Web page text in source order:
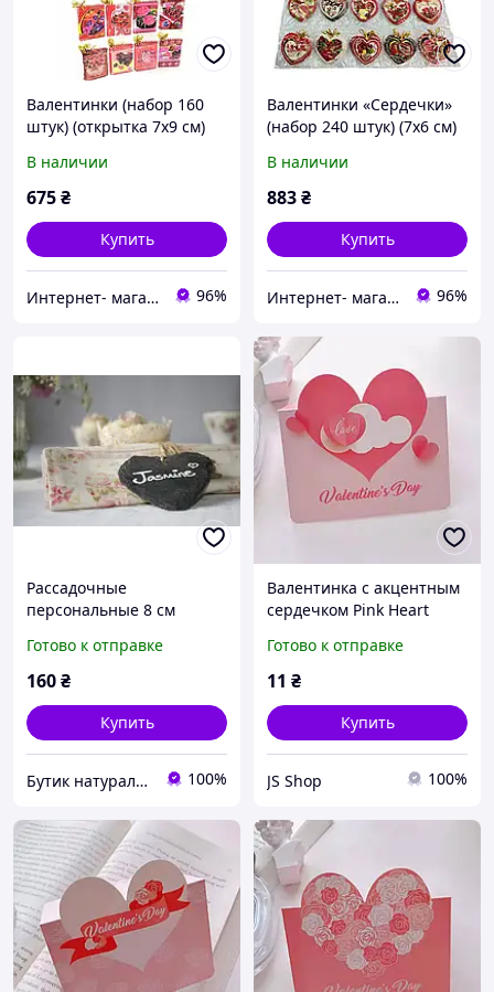
Валентинки (набор 160
штук) (открытка 7x9 см)
В наличии
675₴
Купить
Интернет- магазин "Праздник-shop" 96%
Валентинки «Сердечки»
(набор 240 штук) (7x6 см)
В наличии
883₴
Купить
Интернет- магазин "Праздник-shop" 96%
Рассадочные
персональные 8 см
валентинки
Готово к отправке
160₴
Купить
Бутик натурального сланца. Производитель сланцевой посуды в Украине 100%
Валентинка с акцентным
сердечком Pink Heart
Готово к отправке
11 ₴
Купить
JS Shop 100%